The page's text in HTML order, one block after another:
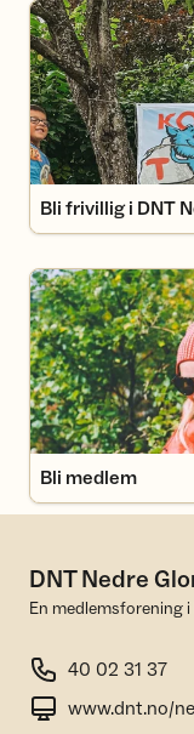
Bli frivillig i DNT
Bli frivillig i DNT
Bli medlem
Bli medlem
DNT Nedre
En medlemsforening
40 02 31 37
www.dnt.no/